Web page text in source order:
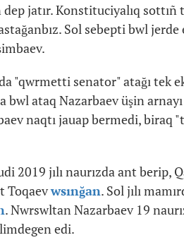
dep jatır. Konstituciyalıq
Sol sebepti bwl jerde
"qwrmetti senator" atağı tek
ataq Nazarbaev üşin arnayı
naqtı jauap bermedi, biraq
2019 jılı naurızda ant berip,
Toqaevwsınğan. Sol jılı
. Nwrswltan Nazarbaev 19
edi.